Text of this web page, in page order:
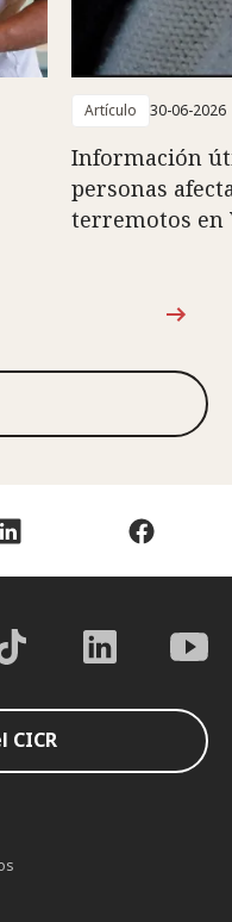
Artículo 30-06-2026
Información
personas
terremotos en
CICR